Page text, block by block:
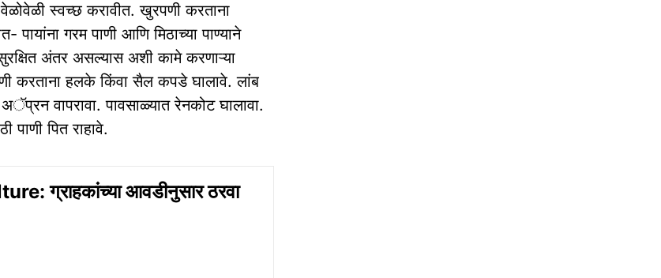
स्वच्छ करावीत. खुरपणी करताना
पायांना गरम पाणी आणि मिठाच्या पाण्याने
अंतर असल्यास अशी कामे करणाऱ्या
करताना हलके किंवा सैल कपडे घालावे. लांब
वापरावा. पावसाळ्यात रेनकोट घालावा.
पाणी पित राहावे.
ग्राहकांच्या आवडीनुसार ठरवा